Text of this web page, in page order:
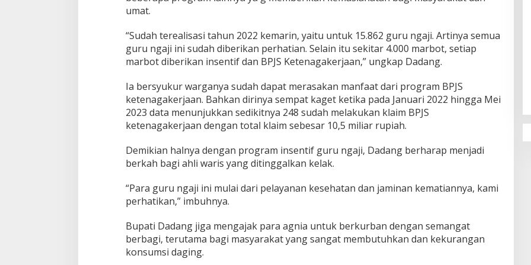
n
a
n
K
b
u
p
a
t
n
B
a
d
u
g
umat.
“Sudah terealisasi tahun 2022 kemarin, yaitu untuk 15.862 guru ngaji. Artinya semua
guru ngaji ini sudah diberikan perhatian. Selain itu sekitar 4.000 marbot, setiap
marbot diberikan insentif dan BPJS Ketenagakerjaan,” ungkap Dadang.
Ia bersyukur warganya sudah dapat merasakan manfaat dari program BPJS
ketenagakerjaan. Bahkan dirinya sempat kaget ketika pada Januari 2022 hingga Mei
2023 data menunjukkan sedikitnya 248 sudah melakukan klaim BPJS
ketenagakerjaan dengan total klaim sebesar 10,5 miliar rupiah.
Demikian halnya dengan program insentif guru ngaji, Dadang berharap menjadi
berkah bagi ahli waris yang ditinggalkan kelak.
“Para guru ngaji ini mulai dari pelayanan kesehatan dan jaminan kematiannya, kami
perhatikan,” imbuhnya.
Bupati Dadang jiga mengajak para agnia untuk berkurban dengan semangat
berbagi, terutama bagi masyarakat yang sangat membutuhkan dan kekurangan
konsumsi daging.
Penguatan Pendidikan Agama dan
Bikin Sekolah di Malaysia Tertarik
Mempelajarinya